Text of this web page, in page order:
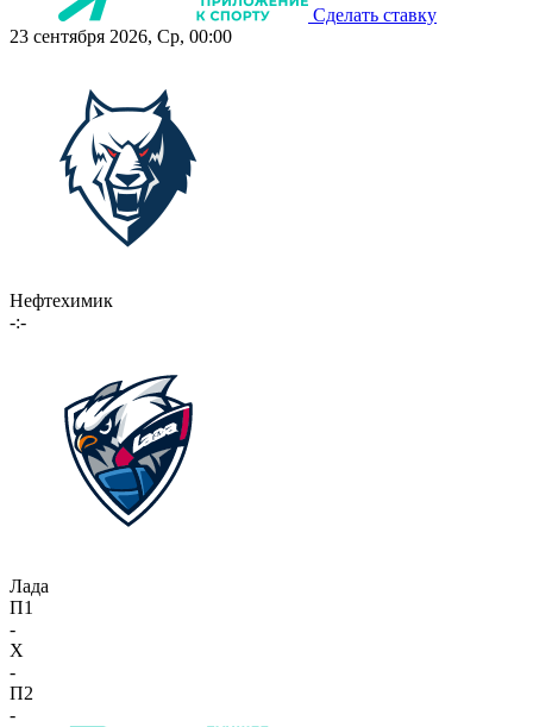
Сделать ставку
23 сентября 2026, Ср, 00:00
Нефтехимик
-:-
Лада
П1
-
X
-
П2
-